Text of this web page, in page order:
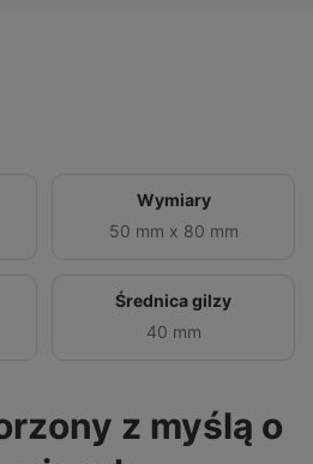
Wymiary
50 mm x 80 mm
Średnica gilzy
40 mm
z myślą o